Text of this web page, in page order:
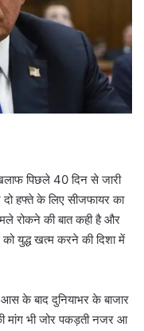
पिछले 40 दिन से जारी
दो हफ्ते के लिए सीजफायर का
रोकने की बात कही है और
युद्ध खत्म करने की दिशा में
के बाद दुनियाभर के बाजार
मांग भी जोर पकड़ती नजर आ